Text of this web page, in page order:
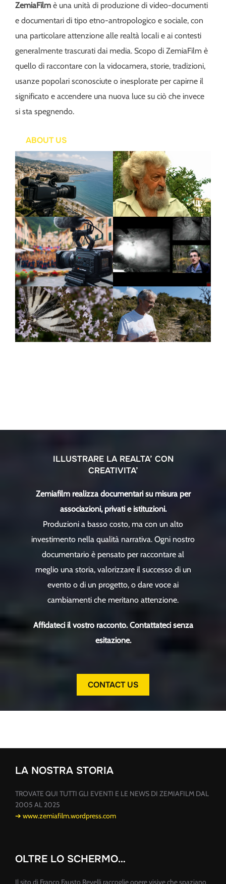
ZemiaFilm è una unità di produzione di video-documenti
e documentari di tipo etno-antropologico e sociale, con
una particolare attenzione alle realtà locali e ai contesti
generalmente trascurati dai media. Scopo di ZemiaFilm è
quello di raccontare con la vidocamera, storie, tradizioni,
usanze popolari sconosciute o inesplorate per capirne il
significato e accendere una nuova luce su ciò che invece
si sta spegnendo.
ABOUT US
ILLUSTRARE LA REALTA’ CON
CREATIVITA’
Zemiafilm realizza documentari su misura per
associazioni, privati e istituzioni.
Produzioni a basso costo, ma con un alto
investimento nella qualità narrativa. Ogni nostro
documentario è pensato per raccontare al
meglio una storia, valorizzare il successo di un
evento o di un progetto, o dare voce ai
cambiamenti che meritano attenzione.
Affidateci il vostro racconto. Contattateci senza
esitazione.
CONTACT US
LA NOSTRA STORIA
TROVATE QUI TUTTI GLI EVENTI E LE NEWS DI ZEMIAFILM DAL
2005 AL 2025
➔ www.zemiafilm.wordpress.com
OLTRE LO SCHERMO…
Il sito di Franco Fausto Revelli raccoglie opere visive che spaziano